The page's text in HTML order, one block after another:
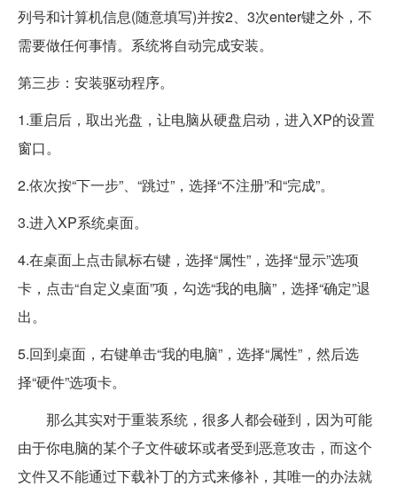
列号和计算机信息(随意填写)并按2、3次enter键之外，不
需要做任何事情。系统将自动完成安装。
第三步：安装驱动程序。
1.重启后，取出光盘，让电脑从硬盘启动，进入XP的设置
窗口。
2.依次按“下一步”、“跳过”，选择“不注册”和“完成”。
3.进入XP系统桌面。
4.在桌面上点击鼠标右键，选择“属性”，选择“显示”选项
卡，点击“自定义桌面”项，勾选“我的电脑”，选择“确定”退
出。
5.回到桌面，右键单击“我的电脑”，选择“属性”，然后选
择“硬件”选项卡。
那么其实对于重装系统，很多人都会碰到，因为可能
由于你电脑的某个子文件破坏或者受到恶意攻击，而这个
文件又不能通过下载补丁的方式来修补，其唯一的办法就